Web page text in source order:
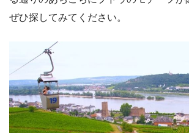
ぜひ探してみてください。